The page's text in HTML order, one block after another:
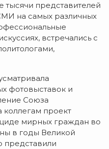
тысячи представителей
на самых различных
встречались с
фотовыставок и
Союза
коллегам проект
мирных граждан во
в годы Великой
представили